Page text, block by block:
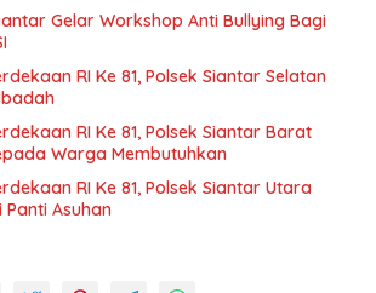
Gelar Workshop Anti Bullying Bagi
RI Ke 81, Polsek Siantar Selatan
RI Ke 81, Polsek Siantar Barat
Warga Membutuhkan
RI Ke 81, Polsek Siantar Utara
Panti Asuhan